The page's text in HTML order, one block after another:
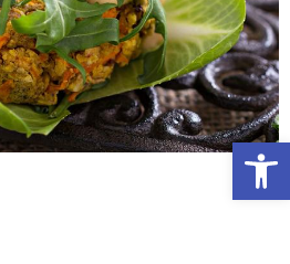
פתח סרגל נגישות